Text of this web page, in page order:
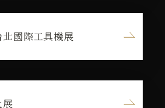
國際工具機展
展